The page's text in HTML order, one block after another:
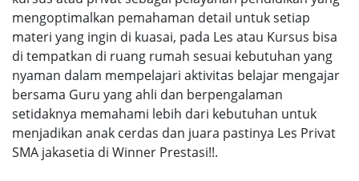
mengoptimalkan pemahaman detail untuk setiap
materi yang ingin di kuasai, pada Les atau Kursus bisa
di tempatkan di ruang rumah sesuai kebutuhan yang
nyaman dalam mempelajari aktivitas belajar mengajar
bersama Guru yang ahli dan berpengalaman
setidaknya memahami lebih dari kebutuhan untuk
menjadikan anak cerdas dan juara pastinya Les Privat
SMA jakasetia di Winner Prestasi!!.